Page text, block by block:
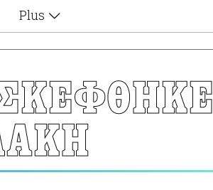
Plus
Αφιερώματα
Ζώδια
Εξομολογήσεις
Blogs
Οι Αθηναίοι
Απώλειες